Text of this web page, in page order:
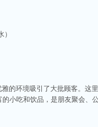
的环境吸引了大批顾客。这
小吃和饮品，是朋友聚会、